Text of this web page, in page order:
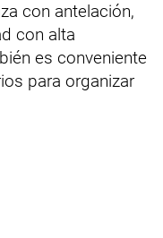
con antelación,
con alta
es conveniente
para organizar